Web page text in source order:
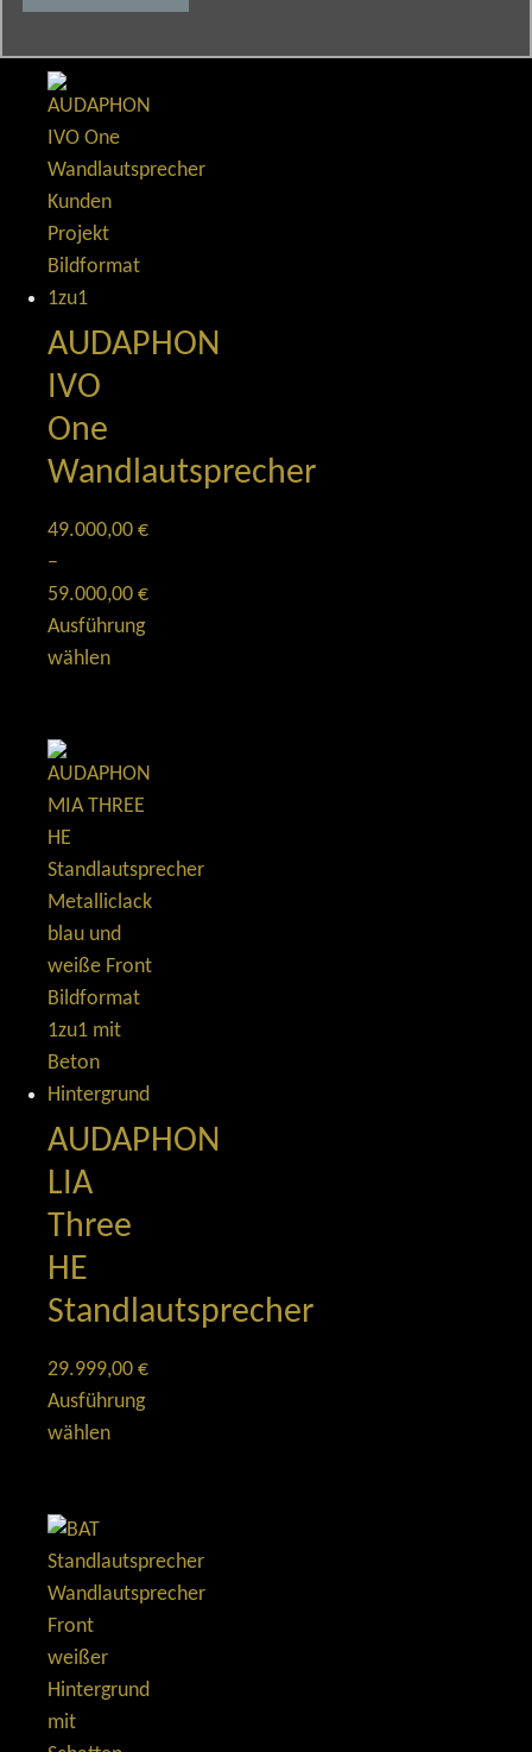
AUDAPHON
IVO
One
Wandlautsprecher
49.000,00 €
–
59.000,00 €
Ausführung
wählen
AUDAPHON
LIA
Three
HE
Standlautsprecher
29.999,00 €
Ausführung
wählen